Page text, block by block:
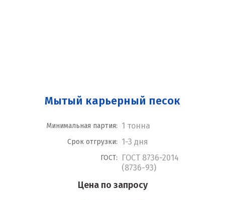
Мытый карьерный песок
Минимальная партия: 1 тонна
Срок отгрузки: 1-3 дня
ГОСТ:
ГОСТ 8736-2014
(8736-93)
Цена по запросу